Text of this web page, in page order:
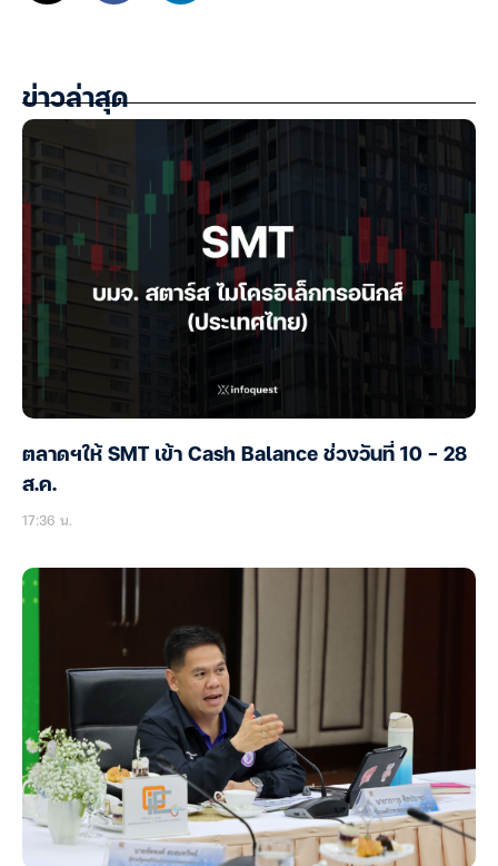
ข่าวล่าสุด
ตลาดฯให้ SMT เข้า Cash Balance ช่วงวันที่ 10 – 28
ส.ค.
17:36 น.